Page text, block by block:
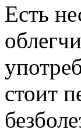
Есть
стоит